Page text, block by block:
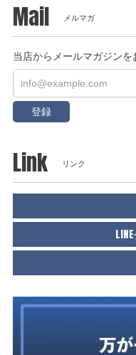
Mail メルマガ
当店からメールマガジンを
登録
Link リンク